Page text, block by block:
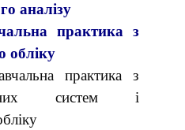
аналізу
практика з
обліку
практика з
систем і